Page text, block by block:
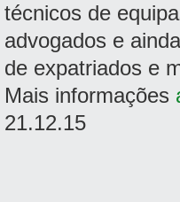
técnicos de
advogados e
de expatriados e
Mais informações
21.12.15